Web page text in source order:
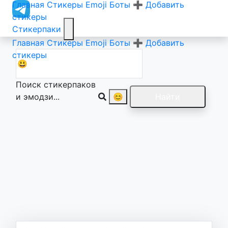
Стикерпаки
Главная Стикеры Emoji Боты ➕ Добавить
стикеры
Главная Стикеры Emoji Боты ➕ Добавить
стикеры
Поиск стикерпаков
и эмодзи...
😊